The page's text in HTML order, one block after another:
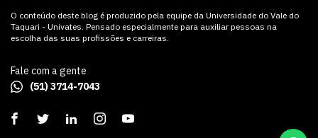
O conteúdo deste blog é produzido pela equipe da Universidade do Vale do
Taquari - Univates. Pensado especialmente para auxiliar pessoas na
escolha das suas profissões e carreiras.
Fale com a gente
(51) 3714-7043